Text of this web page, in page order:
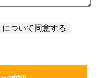
について同意する